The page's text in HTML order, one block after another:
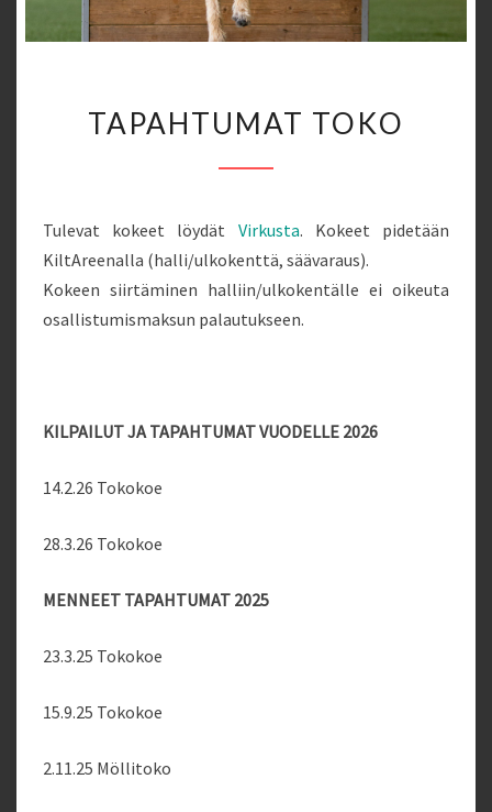
TOKO
TAPAHTUMAT TOKO
Tulevat kokeet löydät Virkusta. Kokeet pidetään
KiltAreenalla (halli/ulkokenttä, säävaraus).
Kokeen siirtäminen halliin/ulkokentälle ei oikeuta
osallistumismaksun palautukseen.
KILPAILUT JA TAPAHTUMAT VUODELLE 2026
14.2.26 Tokokoe
28.3.26 Tokokoe
MENNEET TAPAHTUMAT 2025
23.3.25 Tokokoe
15.9.25 Tokokoe
2.11.25 Möllitoko